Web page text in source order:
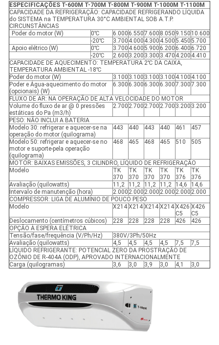
ESPECIFICAÇÕES T-600M T-700M T-800M T-900M T-1000M T-1100M
CAPACIDADE DA REFRIGERAÇÃO: CAPACIDADE REFRIGERANDO LÍQUIDA
do SISTEMA na TEMPERATURA 30°C AMBIENTAL SOB A.T.P.
CIRCUNSTÂNCIAS
Poder do motor (W)
0℃ 6.000 6.5507.600 8.050 9.150 10.600
-20℃
3.700 4.000 4.300 4.5005.4505.700
Apoio elétrico (W)
0℃ 3.700 4.6005.900 6.200 6.400 6.720
-20℃
2.600 3.200 3.300 3.470 4.200 4.410
CAPACIDADE DE AQUECIMENTO: TEMPERATURA 2℃ DA CAIXA,
TEMPERATURA AMBIENTAL -18℃
Poder do motor (W)
3.100 3.100 3.100 3.100 4.100 4.100
Poder e Água-aquecimento do motor
(opcionais) (W)
6.300 6.300 6.300 6.3007.3007.300
FLUXO DE AR: NA OPERAÇÃO DE ALTA VELOCIDADE DO MOTOR
Volume do fluxo de ar @ 0 pressões
estáticas do Pa (m3/h)
2.700 2.700 2.700 2.700 3.200 3.200
PESO: NÃO INCLUI A BATERIA
Modelo 30: refrigerar e aquecer-se na
operação do motor (quilograma)
443 440 443 440 461 457
Modelo 50: refrigerar e aquecer-se no
motor e suporte-pela operação
(quilograma)
468 465 468 465 510 505
MOTOR: BAIXAS EMISSÕES, 3 CILINDRO, LÍQUIDO DE REFRIGERAÇÃO
Modelo
TK
370
TK
370
TK
370
TK
370
TK
376
TK
376
Avaliação (quilowatts)
11,2 11,2 11,2 11,2 14,6
14,6
Intervalo de manutenção (hora)
2.000 2.000 2.000 2.000 2.000 2.000
COMPRESSOR: LIGA DE ALUMÍNIO DE POUCO PESO
Modelo
X214 X214 X214 X214 X426
C5
X426
C5
Deslocamento (centímetros cúbicos)
228 228 228 228 426
426
OPÇÃO À ESPERA ELÉTRICA
Tensão/fase/frequência (V/Ph/Hz)
380V/3Ph/50Hz
Avaliação (quilowatts)
4,5 4,5 4,5 4,5 7,5
7,5
LÍQUIDO REFRIGERANTE: POTENCIAL ZERO DA PROSTRAÇÃO DE
OZÔNIO DE R-404A (ODP), APROVADO INTERNACIONALMENTE
Carga (quilogramas)
3,6 3,0 3,9 3,0 4,1 3,0